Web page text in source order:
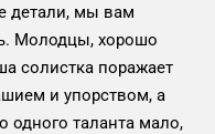
детали, мы вам
Молодцы, хорошо
солистка поражает
и упорством, а
одного таланта мало,